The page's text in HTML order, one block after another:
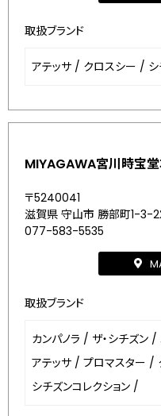
取扱ブランド
アテッサ / クロスシー /
MIYAGAWA宮川時宝
〒5240041
滋賀県 守山市 勝部町1-3-
077-583-5535
取扱ブランド
カンパノラ / ザ・シチズン /
アテッサ / プロマスター /
シチズンコレクション /